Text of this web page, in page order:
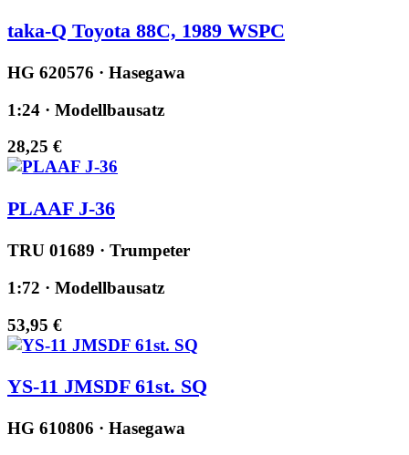
taka-Q Toyota 88C, 1989 WSPC
HG 620576 · Hasegawa
1:24 · Modellbausatz
28,25 €
PLAAF J-36
TRU 01689 · Trumpeter
1:72 · Modellbausatz
53,95 €
YS-11 JMSDF 61st. SQ
HG 610806 · Hasegawa